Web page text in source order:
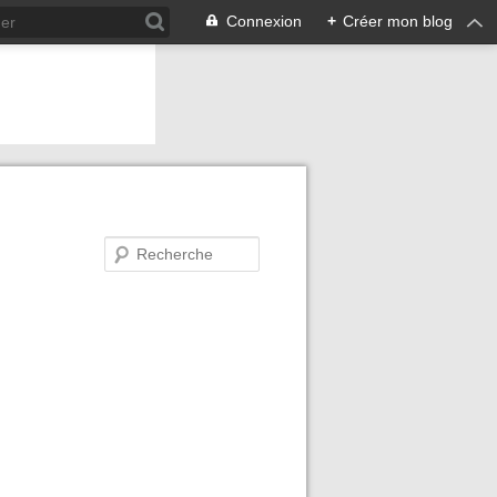
Connexion + Créer mon blog